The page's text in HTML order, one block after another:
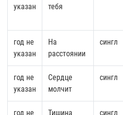
указан
тебя
год не
указан
На
расстоянии
сингл
год не
указан
Сердце
молчит
сингл
год не
Тишина сингл